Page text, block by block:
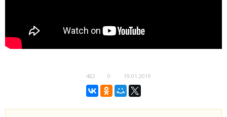
482 0 19.01.2019